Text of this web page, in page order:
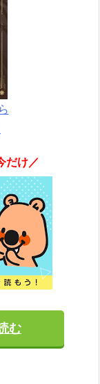
だけ／
む